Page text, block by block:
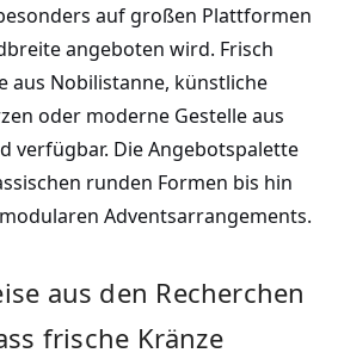
auf großen Plattformen
angeboten wird. Frisch
aus Nobilistanne, künstliche
oder moderne Gestelle aus
verfügbar. Die Angebotspalette
runden Formen bis hin
Adventsarrangements.
aus den Recherchen
frische Kränze